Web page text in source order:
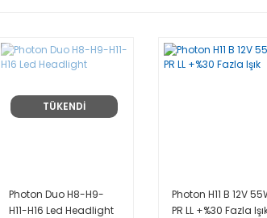
TÜKENDİ
Photon Duo H8-H9-
H11-H16 Led Headlight
Photon H11 B 12V
PR LL +%30 Fazla